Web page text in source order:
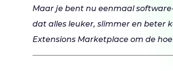
Maar je bent nu eenmaal
dat alles leuker, slimmer en beter
Extensions Marketplace om de